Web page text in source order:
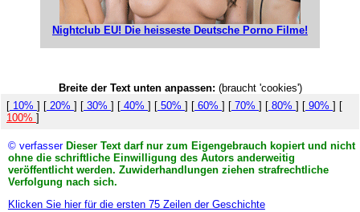
Nightclub EU! Die heisseste Deutsche Porno Filme!
Breite der Text unten anpassen: (braucht 'cookies')
[ 10% ] [ 20% ] [ 30% ] [ 40% ] [ 50% ] [ 60% ] [ 70% ] [ 80% ] [ 90% ] [
100% ]
© verfasser Dieser Text darf nur zum Eigengebrauch kopiert und nicht
ohne die schriftliche Einwilligung des Autors anderweitig
veröffentlicht werden. Zuwiderhandlungen ziehen strafrechtliche
Verfolgung nach sich.
Klicken Sie hier für die ersten 75 Zeilen der Geschichte